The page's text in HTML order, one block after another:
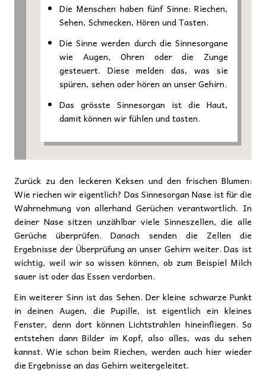
Die Menschen haben fünf Sinne: Riechen,
Sehen, Schmecken, Hören und Tasten.
Die Sinne werden durch die Sinnesorgane
wie Augen, Ohren oder die Zunge
gesteuert. Diese melden das, was sie
spüren, sehen oder hören an unser Gehirn.
Das grösste Sinnesorgan ist die Haut,
damit können wir fühlen und tasten.
Zurück zu den leckeren Keksen und den frischen Blumen:
Wie riechen wir eigentlich? Das Sinnesorgan Nase ist für die
Wahrnehmung von allerhand Gerüchen verantwortlich. In
deiner Nase sitzen unzählbar viele Sinneszellen, die alle
Gerüche überprüfen. Danach senden die Zellen die
Ergebnisse der Überprüfung an unser Gehirn weiter. Das ist
wichtig, weil wir so wissen können, ob zum Beispiel Milch
sauer ist oder das Essen verdorben.
Ein weiterer Sinn ist das Sehen. Der kleine schwarze Punkt
in deinen Augen, die Pupille, ist eigentlich ein kleines
Fenster, denn dort können Lichtstrahlen hineinfliegen. So
entstehen dann Bilder im Kopf, also alles, was du sehen
kannst. Wie schon beim Riechen, werden auch hier wieder
die Ergebnisse an das Gehirn weitergeleitet.